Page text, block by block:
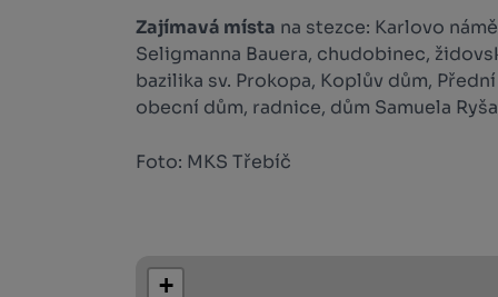
Zajímavá místa na stezce: Karlovo
Seligmanna Bauera, chudobinec,
bazilika sv. Prokopa, Koplův dům,
obecní dům, radnice, dům Samuela
Foto: MKS Třebíč
+